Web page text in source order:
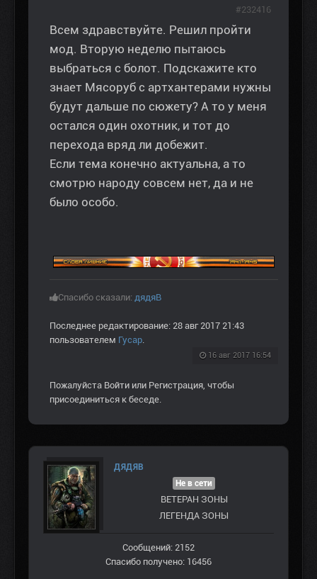
Всем здравствуйте. Решил пройти
мод. Вторую неделю пытаюсь
выбраться с болот. Подскажите кто
знает Мясоруб с артхантерами нужны
будут дальше по сюжету? А то у меня
остался один охотник, и тот до
перехода вряд ли добежит.
Если тема конечно актуальна, а то
смотрю народу совсем нет, да и не
было особо.
Спасибо сказали: дядяВ
Последнее редактирование: 28 авг 2017 21:43
пользователем Гусар.
16 авг 2017 16:54
#232416
Пожалуйста Войти или Регистрация, чтобы
присоединиться к беседе.
ДЯДЯВ
Не в сети
ВЕТЕРАН ЗOНЫ
ЛЕГЕНДА ЗОНЫ
Сообщений: 2152
Спасибо получено: 16456